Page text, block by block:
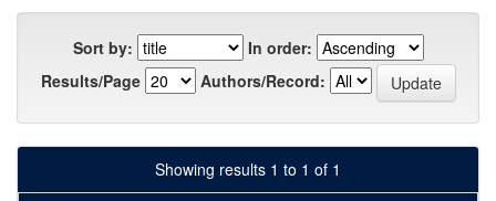
Sort by:
In order:
Results/Page
Authors/Record:
Showing results 1 to 1 of 1